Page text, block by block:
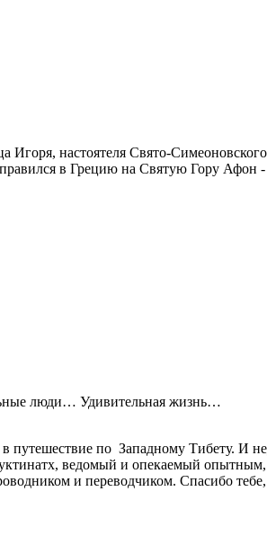
Игоря, настоятеля Свято-
в Грецию на Святую Гору
люди… Удивительная жизнь…
в путешествие по Западному Тибету. И
ведомый и опекаемый
и переводчиком. Спасибо